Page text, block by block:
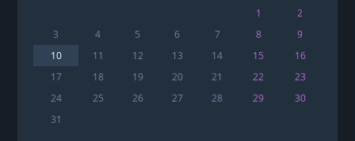
1
2
3
4 5 6 7 8
9
10
11 12 13 14 15
16
17
18 19 20 21 22
23
24
25 26 27 28 29
30
31